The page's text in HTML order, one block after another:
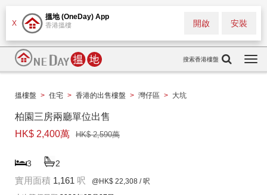
X
搵地 (OneDay) App
香港搵樓 安裝
開啟
搜索香港樓盤
搵樓盤 > 住宅 > 香港的出售樓盤 > 灣仔區 > 大坑
柏園三房兩廳單位出售
HK$ 2,400萬
HK$ 2,590萬
3 2
實用面積 1,161 呎 @HK$ 22,308 / 呎